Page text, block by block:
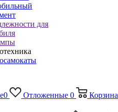
для
0 Отложенные 0 Корзина